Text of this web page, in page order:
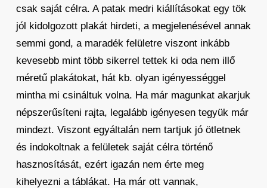
csak saját célra. A patak medri kiállításokat egy tök
jól kidolgozott plakát hirdeti, a megjelenésével annak
semmi gond, a maradék felületre viszont inkább
kevesebb mint több sikerrel tettek ki oda nem illő
méretű plakátokat, hát kb. olyan igényességgel
mintha mi csináltuk volna. Ha már magunkat akarjuk
népszerűsíteni rajta, legalább igényesen tegyük már
mindezt. Viszont egyáltalán nem tartjuk jó ötletnek
és indokoltnak a felületek saját célra történő
hasznosítását, ezért igazán nem érte meg
kihelyezni a táblákat. Ha már ott vannak,